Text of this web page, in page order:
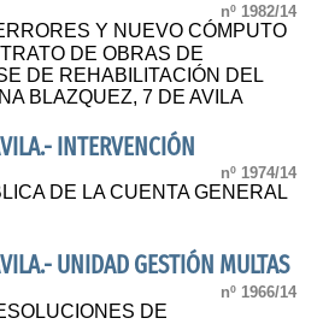
nº 1982/14
Y NUEVO CÓMPUTO
DE OBRAS DE
DE REHABILITACIÓN DEL
BLAZQUEZ, 7 DE AVILA
INTERVENCIÓN
nº 1974/14
DE LA CUENTA GENERAL
UNIDAD GESTIÓN MULTAS
nº 1966/14
DE